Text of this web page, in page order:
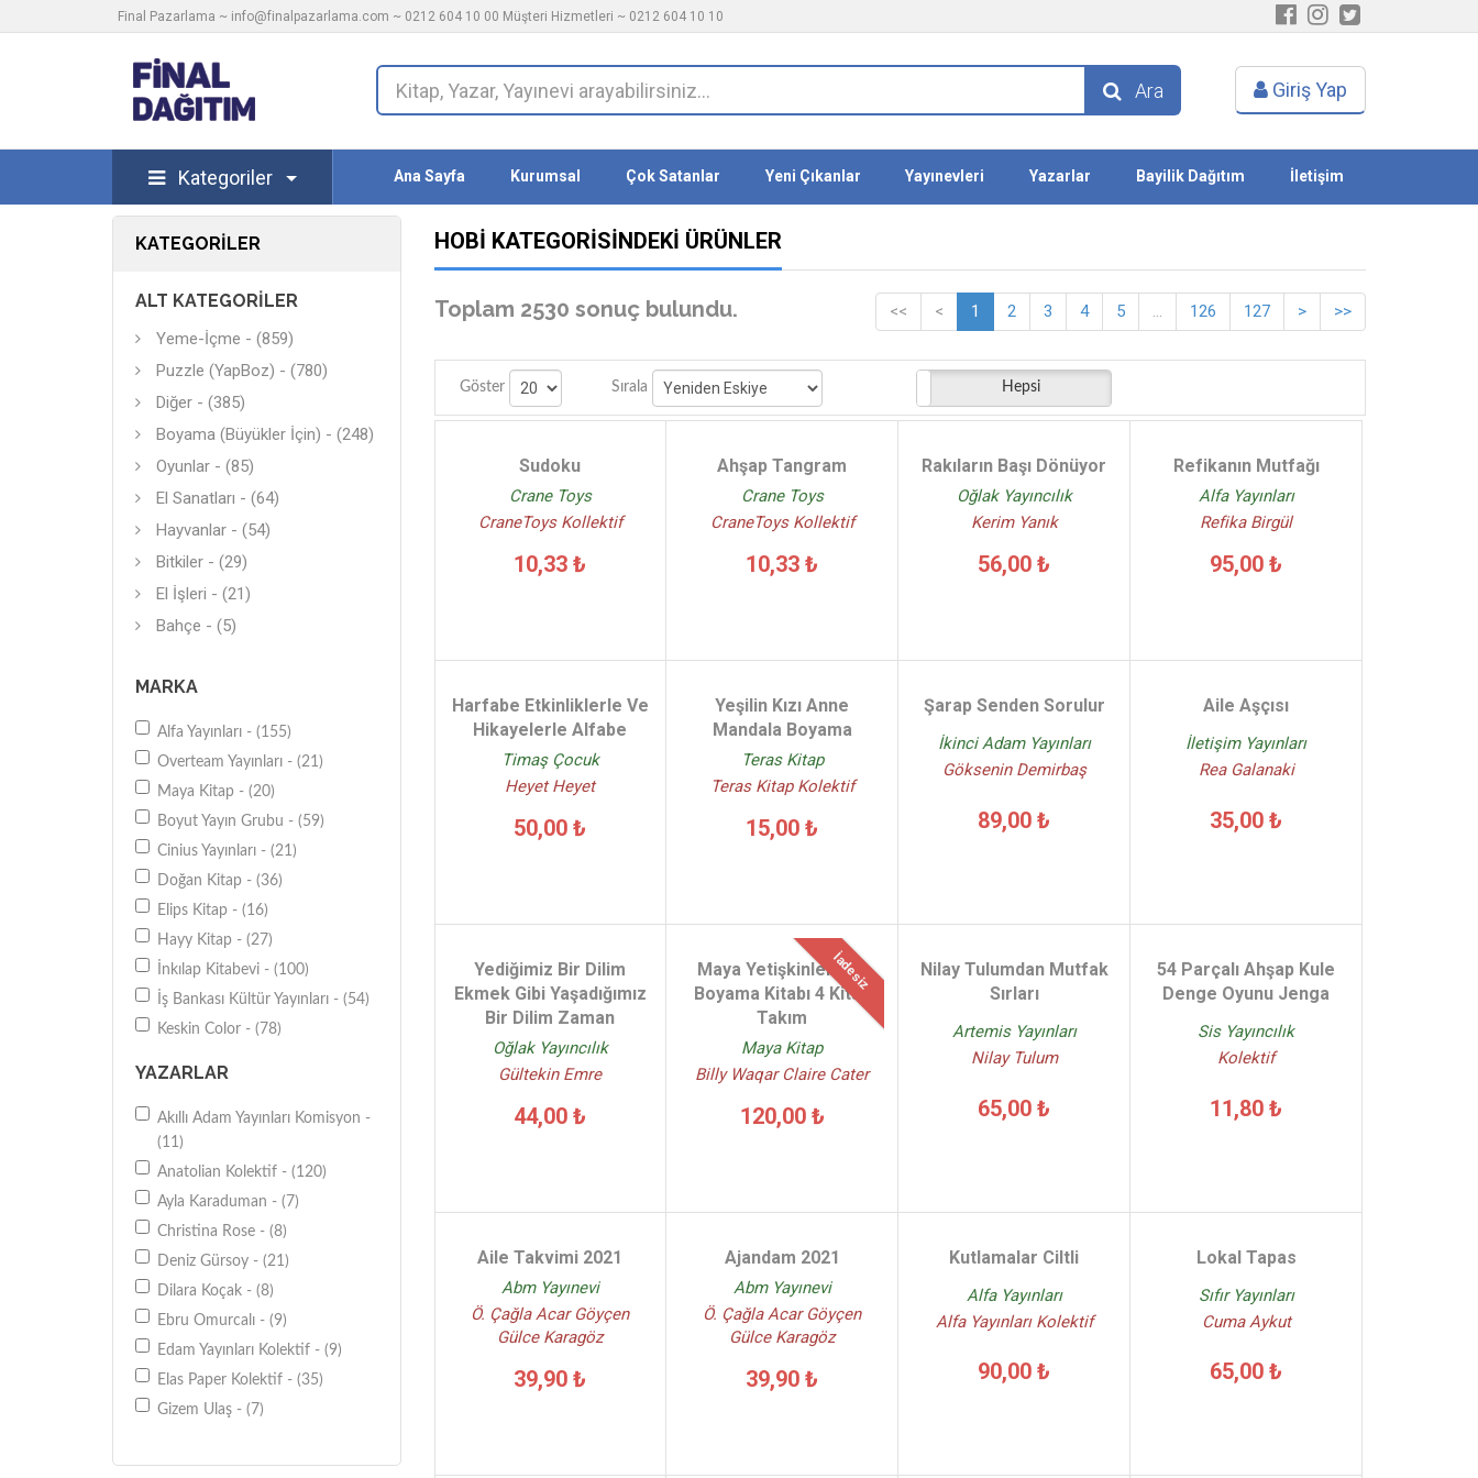
Final Pazarlama ~ info@finalpazarlama.com ~ 0212 604 10 00 Müşteri Hizmetleri ~ 0212 604 10 10
Ara Giriş Yap
Kategoriler Ana Sayfa Kurumsal Çok Satanlar Yeni Çıkanlar Yayınevleri Yazarlar Bayilik Dağıtım İletişim
KATEGORILER
ALT KATEGORILER
Yeme-İçme - (859)
Puzzle (YapBoz) - (780)
Diğer - (385)
Boyama (Büyükler İçin) - (248)
Oyunlar - (85)
El Sanatları - (64)
Hayvanlar - (54)
Bitkiler - (29)
El İşleri - (21)
Bahçe - (5)
MARKA
Alfa Yayınları - (155)
Overteam Yayınları - (21)
Maya Kitap - (20)
Boyut Yayın Grubu - (59)
Cinius Yayınları - (21)
Doğan Kitap - (36)
Elips Kitap - (16)
Hayy Kitap - (27)
İnkılap Kitabevi - (100)
İş Bankası Kültür Yayınları - (54)
Keskin Color - (78)
Pegasus Yayınları - (26)
Remzi Kitabevi - (39)
Yakamoz Yayıncılık - (28)
Yapı Kredi Yayınları - (35)
Edam Yayınları - (27)
Anatolian - (339)
Sirocco Puzzle & Games - (42)
Kırk Pabuç Eğitsel Araçlar - (30)
Ağaçkakan Ahşap Puzzle - (20)
Ruhun Gıdası Kitaplar - (21)
FAbooks - (22)
YAZARLAR
Akıllı Adam Yayınları Komisyon -
(11)
Anatolian Kolektif - (120)
Ayla Karaduman - (7)
Christina Rose - (8)
Deniz Gürsoy - (21)
Dilara Koçak - (8)
Ebru Omurcalı - (9)
Edam Yayınları Kolektif - (9)
Elas Paper Kolektif - (35)
Gizem Ulaş - (7)
Helen Sudell - (8)
HOBI KATEGORISINDEKI ÜRÜNLER
Toplam 2530 sonuç bulundu. << < 1 2 3 4 5 ... 126 127 > >>
Göster Sırala Stoktakiler Hepsi
Sudoku
Crane Toys
CraneToys Kollektif
10,33 ₺
Ahşap Tangram
Crane Toys
CraneToys Kollektif
10,33 ₺
Rakıların Başı Dönüyor
Oğlak Yayıncılık
Kerim Yanık
56,00 ₺
Refikanın Mutfağı
Alfa Yayınları
Refika Birgül
95,00 ₺
Harfabe Etkinliklerle Ve
Hikayelerle Alfabe
Timaş Çocuk
Heyet Heyet
50,00 ₺
Yeşilin Kızı Anne
Mandala Boyama
Teras Kitap
Teras Kitap Kolektif
15,00 ₺
Şarap Senden Sorulur
İkinci Adam Yayınları
Göksenin Demirbaş
89,00 ₺
Aile Aşçısı
İletişim Yayınları
Rea Galanaki
35,00 ₺
Yediğimiz Bir Dilim
Ekmek Gibi Yaşadığımız
Bir Dilim Zaman
Oğlak Yayıncılık
Gültekin Emre
44,00 ₺
İadesiz
Maya Yetişkinler İçin
Boyama Kitabı 4 Kitap
Takım
Maya Kitap
Billy Waqar Claire Cater
120,00 ₺
Nilay Tulumdan Mutfak
Sırları
Artemis Yayınları
Nilay Tulum
65,00 ₺
54 Parçalı Ahşap Kule
Denge Oyunu Jenga
Sis Yayıncılık
Kolektif
11,80 ₺
Aile Takvimi 2021
Abm Yayınevi
Ö. Çağla Acar Göyçen
Gülce Karagöz
39,90 ₺
Ajandam 2021
Abm Yayınevi
Ö. Çağla Acar Göyçen
Gülce Karagöz
39,90 ₺
Kutlamalar Ciltli
Alfa Yayınları
Alfa Yayınları Kolektif
90,00 ₺
Lokal Tapas
Sıfır Yayınları
Cuma Aykut
65,00 ₺